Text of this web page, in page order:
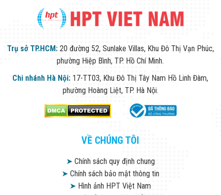
Trụ sở TP.HCM: 20 đường 52, Sunlake Villas, Khu Đô Thị Vạn Phúc,
phường Hiệp Bình, TP. Hồ Chí Minh.
Chi nhánh Hà Nội: 17-TT03, Khu Đô Thị Tây Nam Hồ Linh Đàm,
phường Hoàng Liệt, TP. Hà Nội.
VỀ CHÚNG TÔI
➤Chính sách quy định chung
➤Chính sách bảo mật thông tin
➤ Hình ảnh HPT Việt Nam